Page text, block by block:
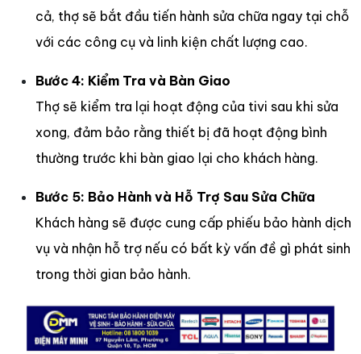
cả, thợ sẽ bắt đầu tiến hành sửa chữa ngay tại chỗ
với các công cụ và linh kiện chất lượng cao.
Bước 4: Kiểm Tra và Bàn Giao
Thợ sẽ kiểm tra lại hoạt động của tivi sau khi sửa
xong, đảm bảo rằng thiết bị đã hoạt động bình
thường trước khi bàn giao lại cho khách hàng.
Bước 5: Bảo Hành và Hỗ Trợ Sau Sửa Chữa
Khách hàng sẽ được cung cấp phiếu bảo hành dịch
vụ và nhận hỗ trợ nếu có bất kỳ vấn đề gì phát sinh
trong thời gian bảo hành.